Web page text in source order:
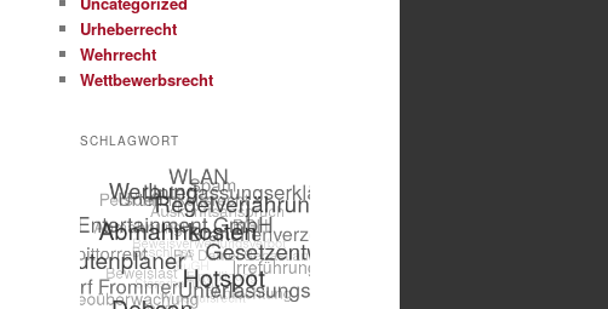
Urheberrecht
Wehrrecht
Wettbewerbsrecht
SCHLAGWORT